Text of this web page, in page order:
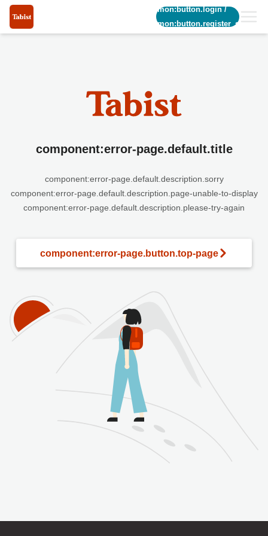
common:button.login/
common:button.register_short
component:error-page.default.title
component:error-page.default.description.sorry
component:error-page.default.description.page-unable-to-display
component:error-page.default.description.please-try-again
component:error-page.button.top-page